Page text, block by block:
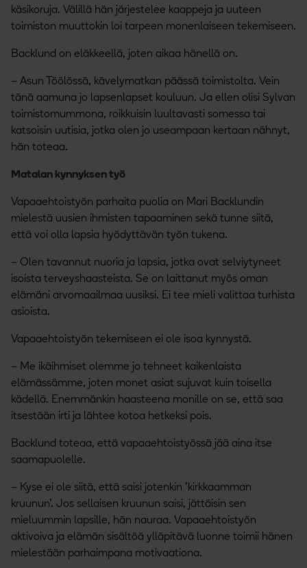
käsikoruja. Välillä hän järjestelee kaappeja ja uuteen
toimiston muuttokin loi tarpeen monenlaiseen tekemiseen.
Backlund on eläkkeellä, joten aikaa hänellä on.
– Asun Töölössä, kävelymatkan päässä toimistolta. Vein
tänä aamuna jo lapsenlapset kouluun. Ja ellen olisi Sylvan
toimistomummona, roikkuisin luultavasti somessa tai
katsoisin uutisia, jotka olen jo useampaan kertaan nähnyt,
hän toteaa.
Matalan kynnyksen työ
Vapaaehtoistyön parhaita puolia on Mari Backlundin
mielestä uusien ihmisten tapaaminen sekä tunne siitä,
että voi olla lapsia hyödyttävän työn tukena.
– Olen tavannut nuoria ja lapsia, jotka ovat selviytyneet
isoista terveyshaasteista. Se on laittanut myös oman
elämäni arvomaailmaa uusiksi. Ei tee mieli valittaa turhista
asioista.
Vapaaehtoistyön tekemiseen ei ole isoa kynnystä.
– Me ikäihmiset olemme jo tehneet kaikenlaista
elämässämme, joten monet asiat sujuvat kuin toisella
kädellä. Enemmänkin haasteena monille on se, että saa
itsestään irti ja lähtee kotoa hetkeksi pois.
Backlund toteaa, että vapaaehtoistyössä jää aina itse
saamapuolelle.
– Kyse ei ole siitä, että saisi jotenkin ’kirkkaamman
kruunun’. Jos sellaisen kruunun saisi, jättäisin sen
mieluummin lapsille, hän nauraa. Vapaaehtoistyön
aktivoiva ja elämän sisältöä ylläpitävä luonne toimii hänen
mielestään parhaimpana motivaationa.